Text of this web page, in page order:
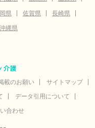
県 佐賀県
長崎県
沖縄県
載のお願い
サイトマップ
データ引用について
合わせ